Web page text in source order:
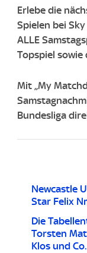
Erlebe die
Spielen bei
ALLE
Topspiel sowie
Mit „My
Bundesliga
Newcastle
Star Felix
Die
Torsten
Klos und Co.